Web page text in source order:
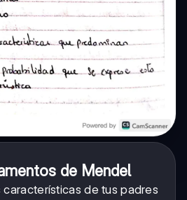
de Mendel
de tus padres